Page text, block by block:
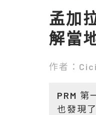
孟加
解當
作者：
PRM 第
也發現